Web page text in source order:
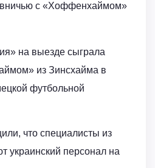
с «Хоффенхаймом»
на выезде сыграла
из Зинсхайма в
футбольной
что специалисты из
украинский персонал на